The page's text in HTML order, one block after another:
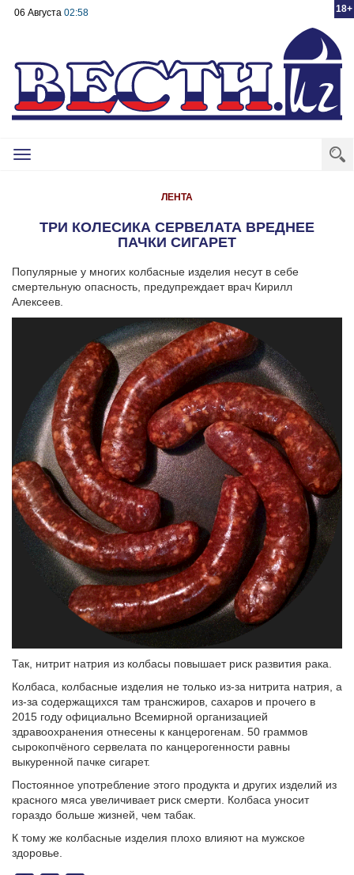
18+
06 Августа 02:58
Toggle
ЛЕНТА
ТРИ КОЛЕСИКА СЕРВЕЛАТА ВРЕДНЕЕ
ПАЧКИ СИГАРЕТ
Популярные у многих колбасные изделия несут в себе
смертельную опасность, предупреждает врач Кирилл
Алексеев.
Так, нитрит натрия из колбасы повышает риск развития рака.
Колбаса, колбасные изделия не только из-за нитрита натрия, а
из-за содержащихся там трансжиров, сахаров и прочего в
2015 году официально Всемирной организацией
здравоохранения отнесены к канцерогенам. 50 граммов
сырокопчёного сервелата по канцерогенности равны
выкуренной пачке сигарет.
Постоянное употребление этого продукта и других изделий из
красного мяса увеличивает риск смерти. Колбаса уносит
гораздо больше жизней, чем табак.
К тому же колбасные изделия плохо влияют на мужское
здоровье.